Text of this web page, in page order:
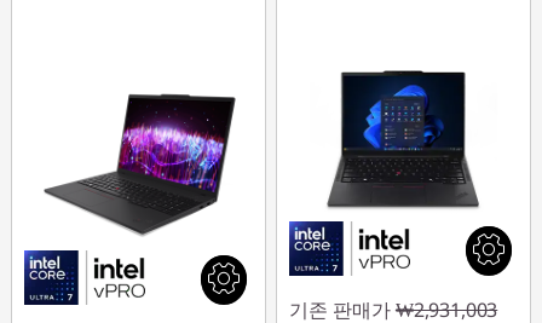
기존 판매가 ₩2,931,003